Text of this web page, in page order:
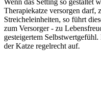
Therapiekatze versorgen darf,
Streicheleinheiten, so führt
zum Versorger - zu
gesteigertem
der Katze regelrecht auf.